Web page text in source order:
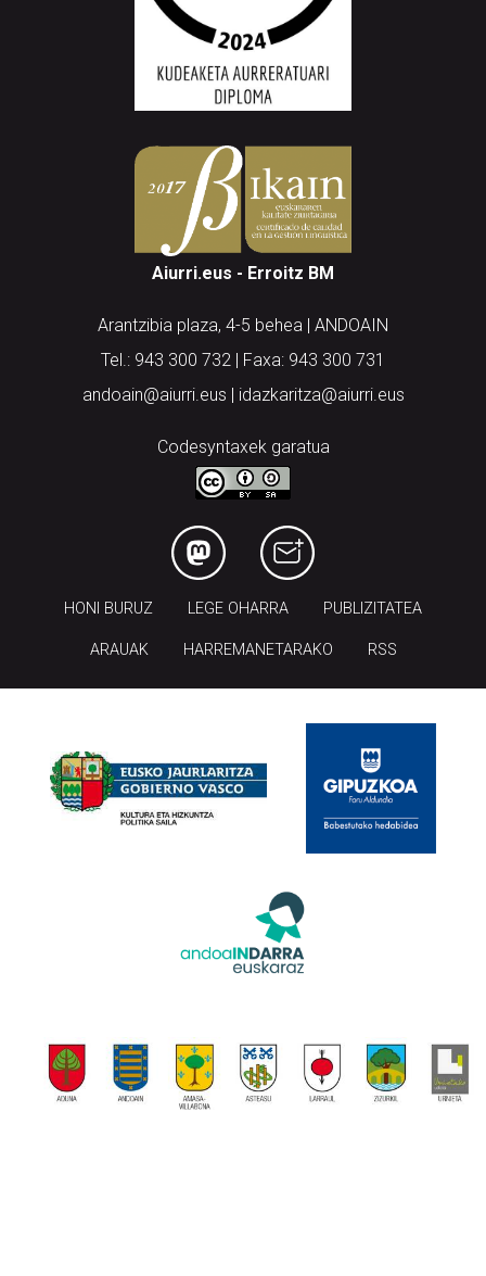
Aiurri.eus - Erroitz BM
Arantzibia plaza, 4-5 behea | ANDOAIN
Tel.: 943 300 732 | Faxa: 943 300 731
andoain@aiurri.eus | idazkaritza@aiurri.eus
Codesyntaxek garatua
HONI BURUZ LEGE OHARRA PUBLIZITATEA
ARAUAK HARREMANETARAKO RSS